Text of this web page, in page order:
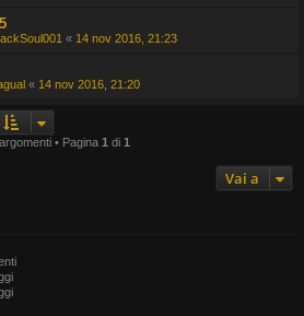
« 14 nov 2016, 21:23
« 14 nov 2016, 21:20
• Pagina 1 di 1
Vai a